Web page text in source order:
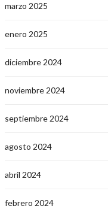
marzo 2025
enero 2025
diciembre 2024
noviembre 2024
septiembre 2024
agosto 2024
abril 2024
febrero 2024